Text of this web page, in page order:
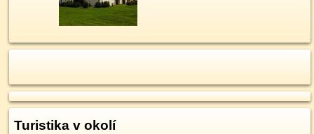
Turistika v okolí